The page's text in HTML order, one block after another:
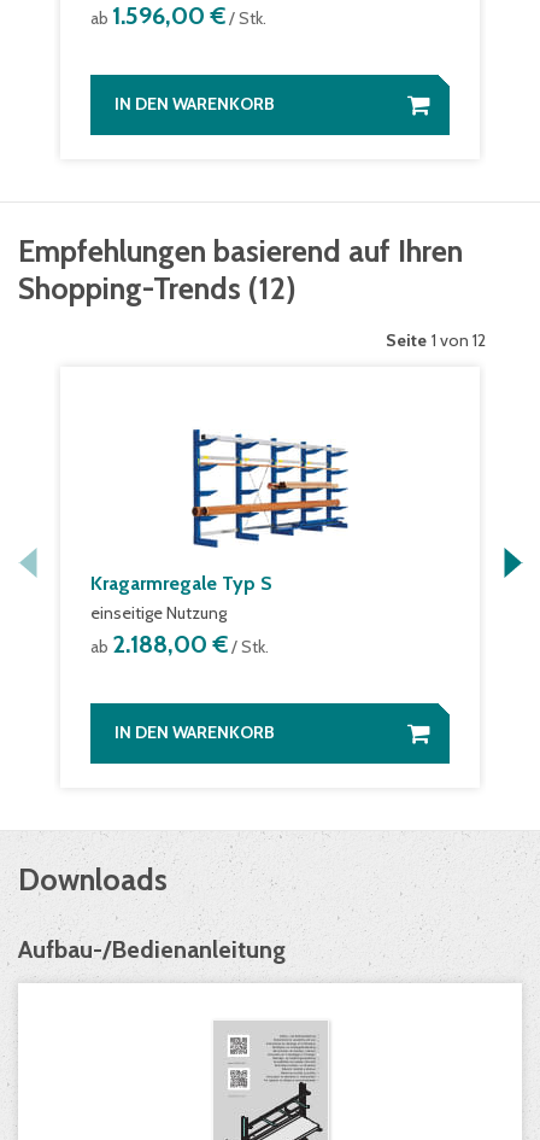
ab 1.596,00 €/ Stk.
IN DEN WARENKORB
Empfehlungen basierend auf Ihren
Shopping-Trends (12)
Seite 1 von 12
Kragarmregale Typ S
einseitige Nutzung
ab 2.188,00 €/ Stk.
IN DEN WARENKORB
Downloads
Aufbau-/Bedienanleitung